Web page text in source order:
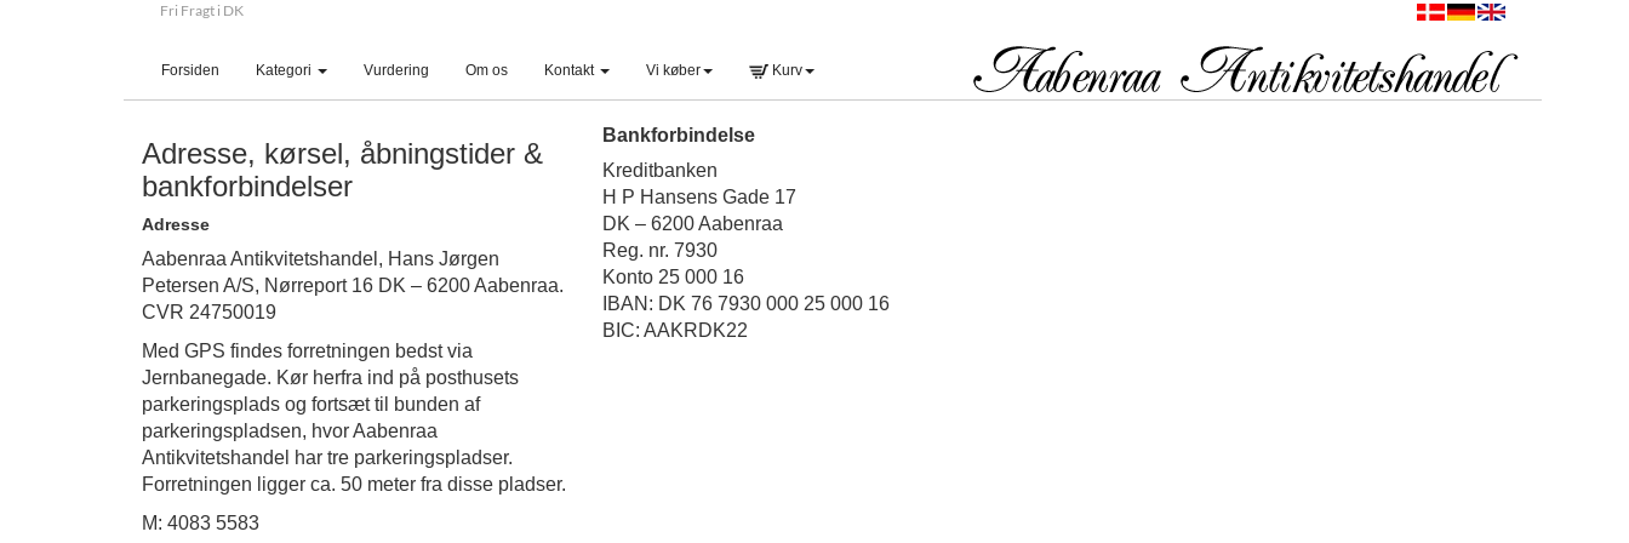
Fri Fragt i DK
Forsiden (current)Kategori Vurdering Om os Kontakt Vi køber Kurv
Adresse, kørsel, åbningstider &
bankforbindelser
Adresse
Aabenraa Antikvitetshandel, Hans Jørgen
Petersen A/S, Nørreport 16 DK – 6200 Aabenraa.
CVR 24750019
Med GPS findes forretningen bedst via
Jernbanegade. Kør herfra ind på posthusets
parkeringsplads og fortsæt til bunden af
parkeringspladsen, hvor Aabenraa
Antikvitetshandel har tre parkeringspladser.
Forretningen ligger ca. 50 meter fra disse pladser.
M: 4083 5583
Bankforbindelse
Kreditbanken
H P Hansens Gade 17
DK – 6200 Aabenraa
Reg. nr. 7930
Konto 25 000 16
IBAN: DK 76 7930 000 25 000 16
BIC: AAKRDK22